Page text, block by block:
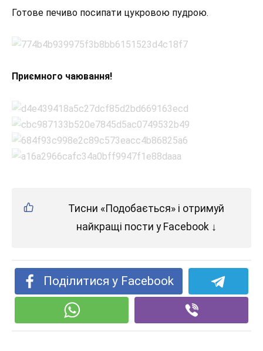
Готове печиво посипати цукровою пудрою.
Приємного чаювання!
Тисни «Подобається» і отримуй
найкращі пости у Facebook ↓
Поділитися у Facebook